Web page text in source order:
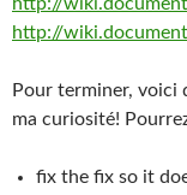
http://
Pour terminer,
ma curiosité!
fix the fix so it